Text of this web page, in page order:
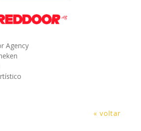
Agency
« voltar